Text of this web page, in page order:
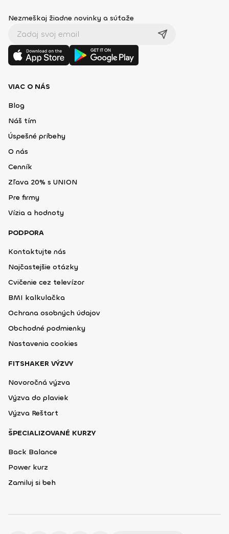
Nezmeškaj žiadne novinky a súťaže
VIAC O NÁS
Blog
Náš tím
Úspešné príbehy
O nás
Cenník
Zľava 20% s UNION
Pre firmy
Vízia a hodnoty
PODPORA
Kontaktujte nás
Najčastejšie otázky
Cvičenie cez televízor
BMI kalkulačka
Ochrana osobných údajov
Obchodné podmienky
Nastavenia cookies
FITSHAKER VÝZVY
Novoročná výzva
Výzva do plaviek
Výzva Reštart
ŠPECIALIZOVANÉ KURZY
Back Balance
Power kurz
Zamiluj si beh